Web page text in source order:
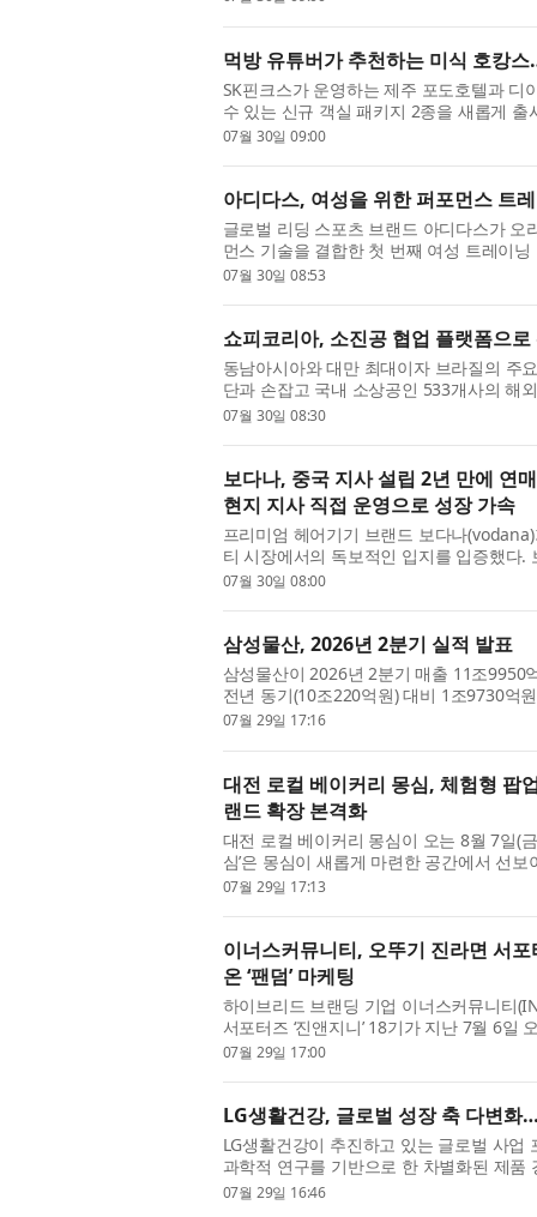
먹방 유튜버가 추천하는 미식 호캉
SK핀크스가 운영하는 제주 포도호텔과
수 있는 신규 객실 패키지 2종을 새롭게
지는 프리미엄 디너 코스와 프라이빗 온천
07월 30일 09:00
아디다스, 여성을 위한 퍼포먼스 트
글로벌 리딩 스포츠 브랜드 아디다스가
먼스 기술을 결합한 첫 번째 여성 트레이
‘오리지널스 스포츠’는 운동 중에도 자신
07월 30일 08:53
쇼피코리아, 소진공 협업 플랫폼으
동남아시아와 대만 최대이자 브라질의 주
단과 손잡고 국내 소상공인 533개사의 해
협업 플랫폼으로 참여하는 이번 ‘2026년
07월 30일 08:30
보다나, 중국 지사 설립 2년 만에 연
현지 지사 직접 운영으로 성장 가속
프리미엄 헤어기기 브랜드 보다나
티 시장에서의 독보적인 입지를 입증했다
하며 체계적인 현지화 전략을 펼쳐왔다.
07월 30일 08:00
삼성물산, 2026년 2분기 실적 발표
삼성물산이 2026년 2분기 매출 11조9950
전년 동기(10조220억원) 대비 1조9730억
증가했다. 영업이익은 전년 동기(7530억
07월 29일 17:16
대전 로컬 베이커리 몽심, 체험형 팝
랜드 확장 본격화
대전 로컬 베이커리 몽심이 오는 8월 7일(
심’은 몽심이 새롭게 마련한 공간에서 선
용한 전시와 포토존, 브랜드의 성장 과정
07월 29일 17:13
이너스커뮤니티, 오뚜기 진라면 서
온 ‘팬덤’ 마케팅
하이브리드 브랜딩 기업 이너스커뮤니티
서포터즈 ‘진앤지니’ 18기가 지난 7월 6
‘진앤지니’는 2012년 첫 기수를 시작으로
07월 29일 17:00
LG생활건강, 글로벌 성장 축 다변화
LG생활건강이 추진하고 있는 글로벌 사
과학적 연구를 기반으로 한 차별화된 제
북미 매출이 사상 처음으로 중국을 넘었다
07월 29일 16:46